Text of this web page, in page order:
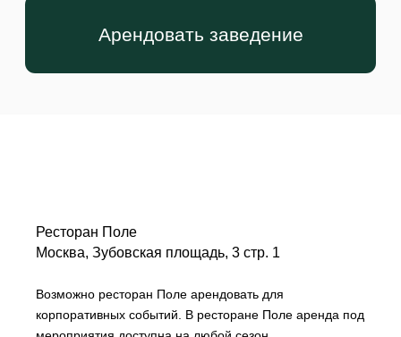
Ресторан Поле
Москва, Зубовская площадь, 3 стр. 1
Возможно ресторан Поле арендовать для
корпоративных событий. В ресторане Поле аренда под